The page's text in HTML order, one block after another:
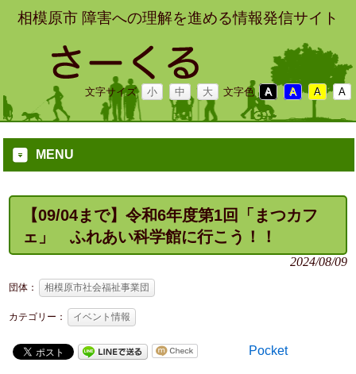
相模原市 障害への理解を進める情報発信サイト
文字サイズ 小 中 大 文字色 A A A A
MENU
【09/04まで】令和6年度第1回「まつカフ
ェ」 ふれあい科学館に行こう！！
2024/08/09
団体： 相模原市社会福祉事業団
カテゴリー： イベント情報
Pocket